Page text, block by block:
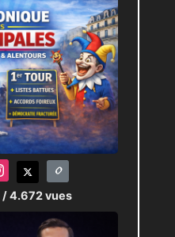
/ 4.672 vues